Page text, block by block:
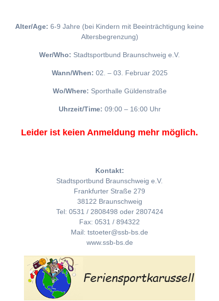
Alter/Age: 6-9 Jahre (bei Kindern mit Beeinträchtigung keine
Altersbegrenzung)
Wer/Who: Stadtsportbund Braunschweig e.V.
Wann/When: 02. – 03. Februar 2025
Wo/Where: Sporthalle Güldenstraße
Uhrzeit/Time: 09:00 – 16:00 Uhr
Leider ist keien Anmeldung mehr möglich.
Kontakt:
Stadtsportbund Braunschweig e.V.
Frankfurter Straße 279
38122 Braunschweig
Tel: 0531 / 2808498 oder 2807424
Fax: 0531 / 894322
Mail: tstoeter@ssb-bs.de
www.ssb-bs.de